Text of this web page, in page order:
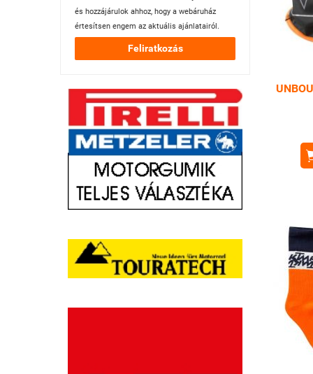
és hozzájárulok ahhoz, hogy a webáruház
értesítsen engem az aktuális ajánlatairól.
Feliratkozás